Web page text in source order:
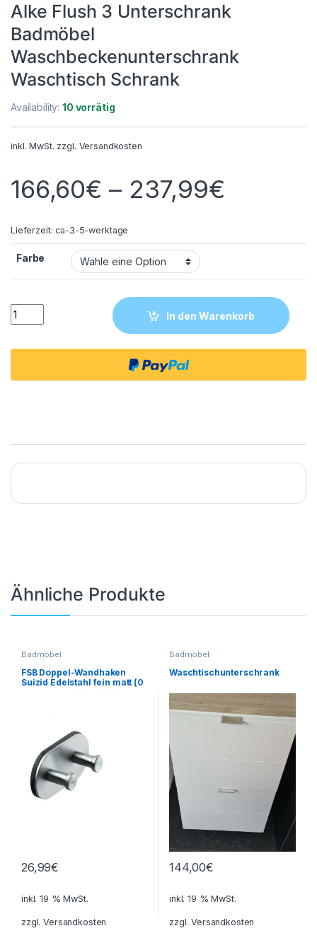
Alke Flush 3 Unterschrank
Badmöbel
Waschbeckenunterschrank
Waschtisch Schrank
Availability:10 vorrätig
inkl. MwSt. zzgl. Versandkosten
166,60€ – 237,99€
Lieferzeit:ca-3-5-werktage
Farbe
Alke Flush 3 Unterschrank Badmöbel
In den Warenkorb
Ähnliche Produkte
Badmöbel
FSB Doppel-Wandhaken
Suizid Edelstahl fein matt (0
26,99€
inkl. 19 % MwSt.
zzgl.Versandkosten
Badmöbel
Waschtischunterschrank
144,00€
inkl. 19 % MwSt.
zzgl.Versandkosten